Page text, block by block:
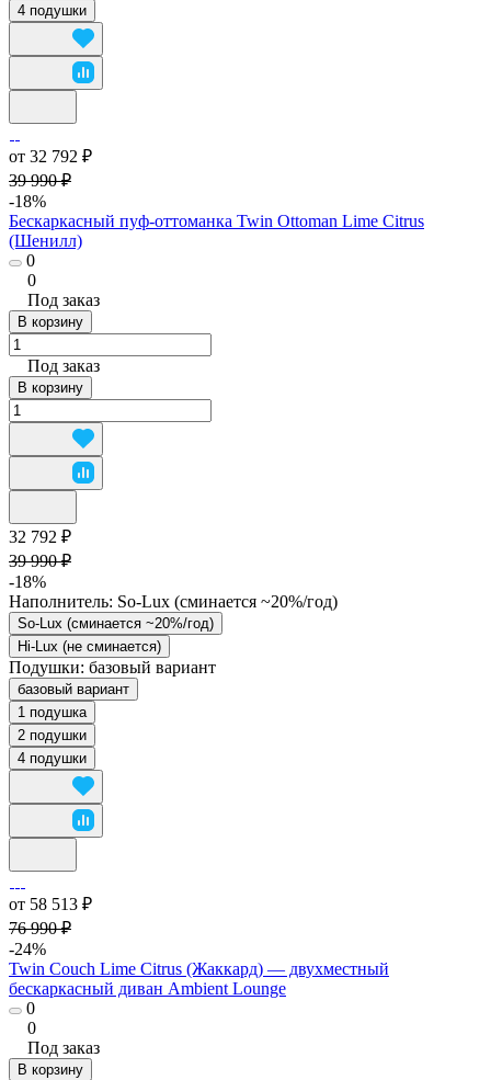
4 подушки
от 32 792 ₽
39 990 ₽
-18%
Бескаркасный пуф-оттоманка Twin Ottoman Lime Citrus
(Шенилл)
0
0
Под заказ
В корзину
Под заказ
В корзину
32 792 ₽
39 990 ₽
-18%
Наполнитель: So-Lux (cминается ~20%/год)
So-Lux (cминается ~20%/год)
Hi-Lux (не сминается)
Подушки: базовый вариант
базовый вариант
1 подушка
2 подушки
4 подушки
от 58 513 ₽
76 990 ₽
-24%
Twin Couch Lime Citrus (Жаккард) — двухместный
бескаркасный диван Ambient Lounge
0
0
Под заказ
В корзину